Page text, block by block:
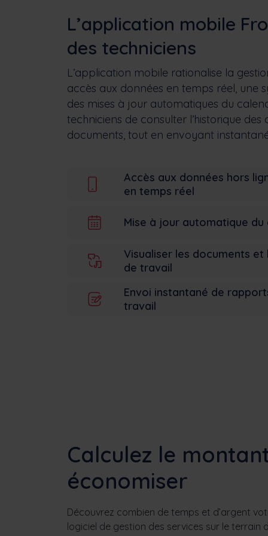
L’application mobile
des techniciens
L’application mobile rationalise la
accès aux données en temps réel, une
des mises à jour automatiques du
techniciens de consulter l’historique
documents, tout en envoyant
Accès aux données hors
en temps réel
Mise à jour automatique du
Visualiser les documents et
de travail
Envoi instantané de
travail
Calculez le
économiser
Découvrez combien de temps et d’argent
logiciel de gestion des services sur le